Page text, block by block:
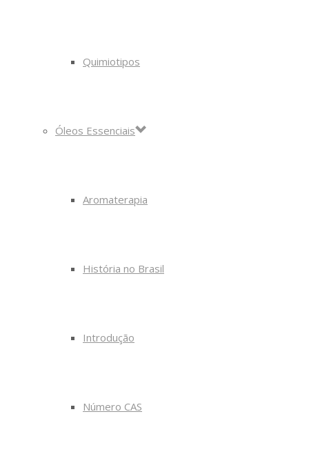
Quimiotipos
Óleos Essenciais
Aromaterapia
História no Brasil
Introdução
Número CAS